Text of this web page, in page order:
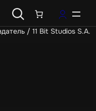
/ 11 Bit Studios S.A.